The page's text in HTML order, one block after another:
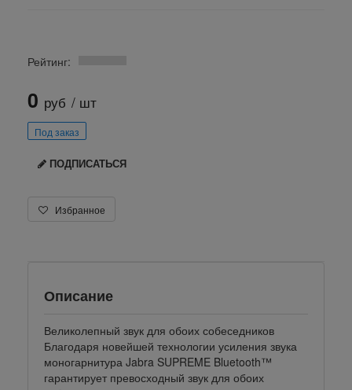
Рейтинг:
0 руб / шт
Под заказ
ПОДПИСАТЬСЯ
Избранное
Описание
Великолепный звук для обоих собеседников
Благодаря новейшей технологии усиления звука
моногарнитура Jabra SUPREME Bluetooth™
гарантирует превосходный звук для обоих